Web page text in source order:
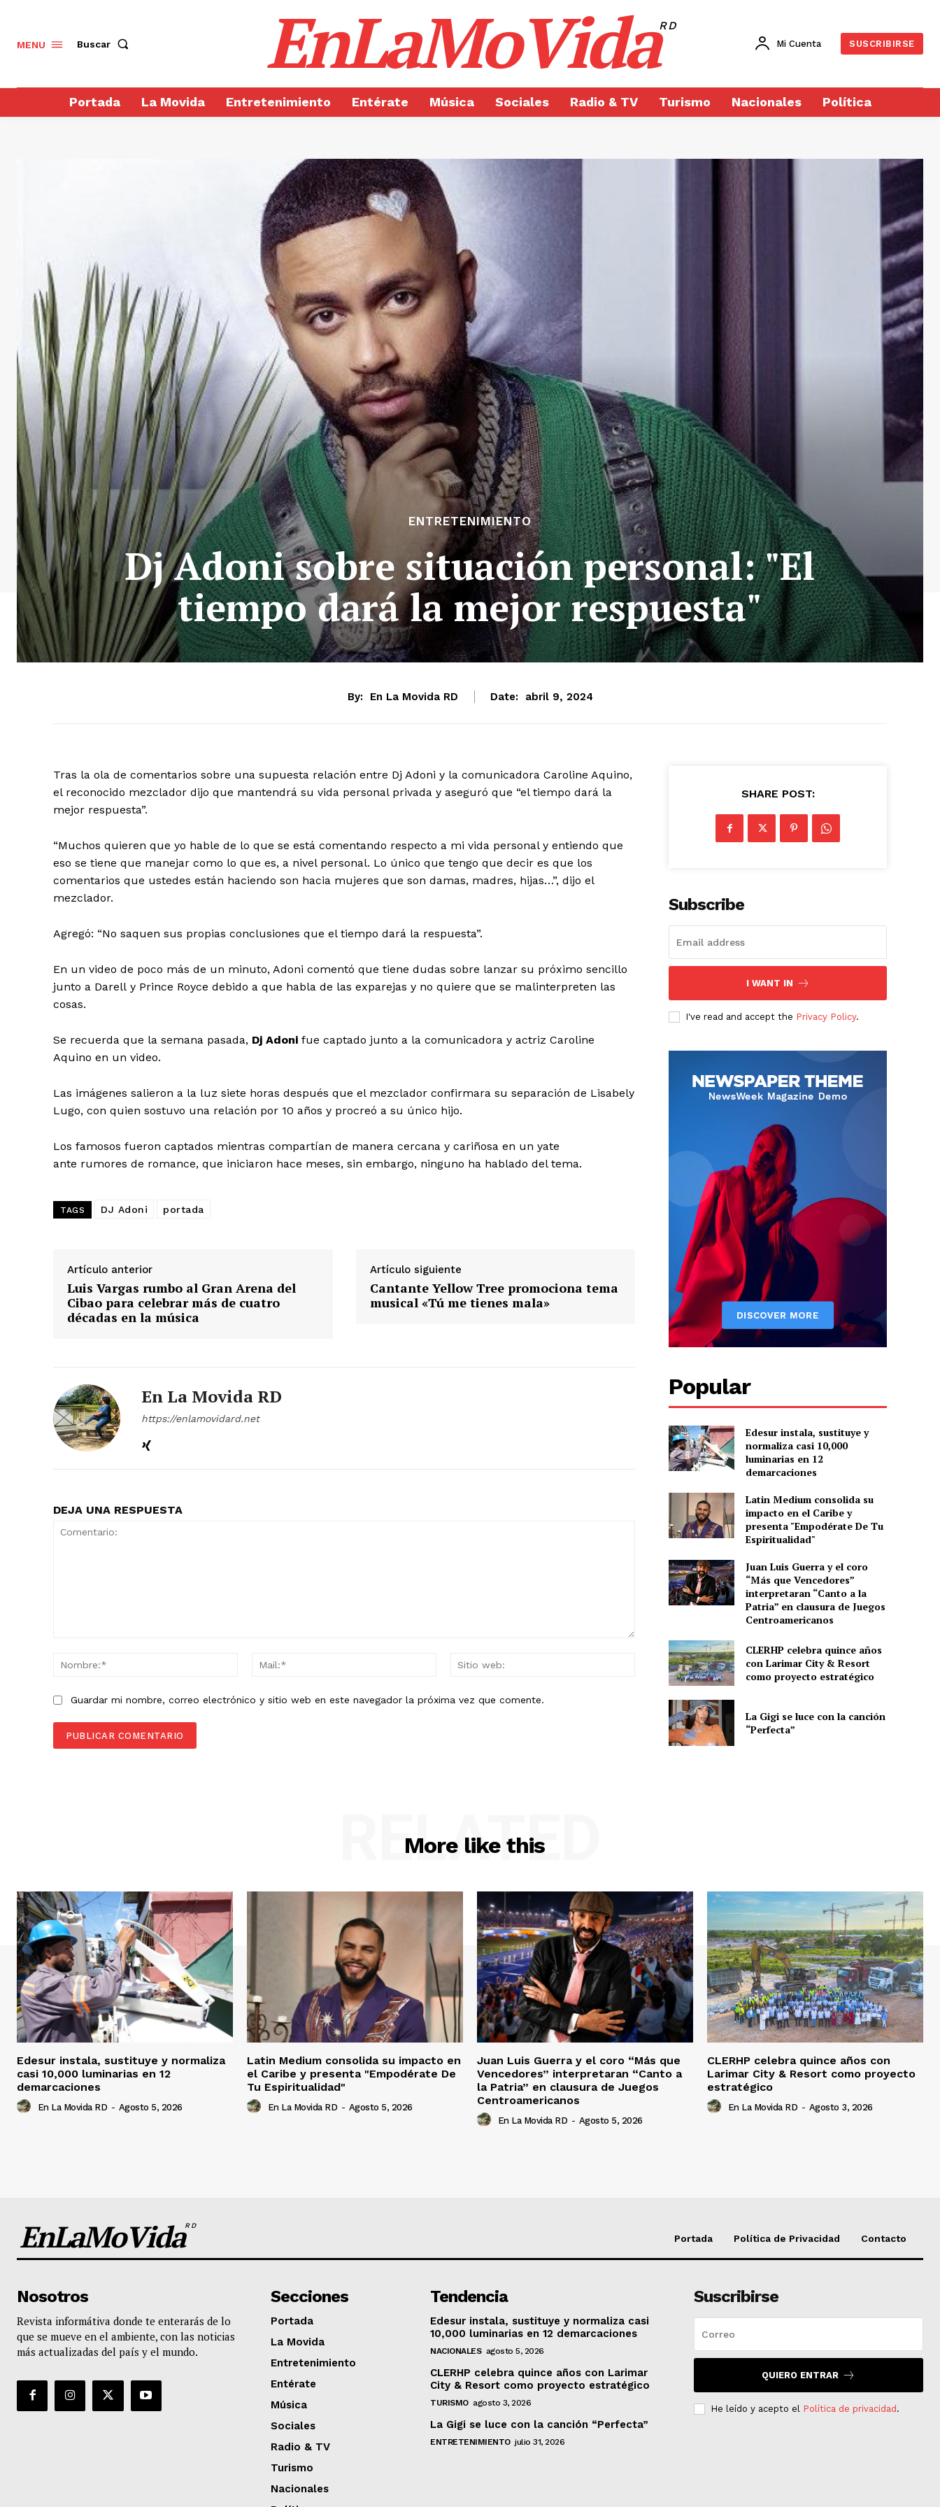
Albert Pujols
MENU Buscar EnLaMoVidaRD
Mi Cuenta SUSCRIBIRSE
Portada La Movida Entretenimiento Entérate Música Sociales Radio & TV Turismo Nacionales Política
ENTRETENIMIENTO
Dj Adoni sobre situación personal: "El
tiempo dará la mejor respuesta"
By: En La Movida RD Date: abril 9, 2024
Tras la ola de comentarios sobre una supuesta relación entre Dj Adoni y la comunicadora Caroline Aquino,
el reconocido mezclador dijo que mantendrá su vida personal privada y aseguró que “el tiempo dará la
mejor respuesta”.
“Muchos quieren que yo hable de lo que se está comentando respecto a mi vida personal y entiendo que
eso se tiene que manejar como lo que es, a nivel personal. Lo único que tengo que decir es que los
comentarios que ustedes están haciendo son hacia mujeres que son damas, madres, hijas…”, dijo el
mezclador.
Agregó: “No saquen sus propias conclusiones que el tiempo dará la respuesta”.
En un video de poco más de un minuto, Adoni comentó que tiene dudas sobre lanzar su próximo sencillo
junto a Darell y Prince Royce debido a que habla de las exparejas y no quiere que se malinterpreten las
cosas.
Se recuerda que la semana pasada, Dj Adoni fue captado junto a la comunicadora y actriz Caroline
Aquino en un video.
Las imágenes salieron a la luz siete horas después que el mezclador confirmara su separación de Lisabely
Lugo, con quien sostuvo una relación por 10 años y procreó a su único hijo.
Los famosos fueron captados mientras compartían de manera cercana y cariñosa en un yate
ante rumores de romance, que iniciaron hace meses, sin embargo, ninguno ha hablado del tema.
TAGS DJ Adoni portada
Artículo anterior
Luis Vargas rumbo al Gran Arena del
Cibao para celebrar más de cuatro
décadas en la música
Artículo siguiente
Cantante Yellow Tree promociona tema
musical «Tú me tienes mala»
En La Movida RD
https://enlamovidard.net
DEJA UNA RESPUESTA
Nombre:*
Mail:*
Guardar mi nombre, correo electrónico y sitio web en este navegador la próxima vez que comente.
SHARE POST:
Subscribe
I WANT IN
I've read and accept the Privacy Policy.
Popular
Edesur instala, sustituye y
normaliza casi 10,000
luminarias en 12
demarcaciones
Latin Medium consolida su
impacto en el Caribe y
presenta "Empodérate De Tu
Espiritualidad"
Juan Luis Guerra y el coro
“Más que Vencedores”
interpretaran “Canto a la
Patria” en clausura de Juegos
Centroamericanos
CLERHP celebra quince años
con Larimar City & Resort
como proyecto estratégico
La Gigi se luce con la canción
“Perfecta”
More like this
RELATED
Edesur instala, sustituye y normaliza
casi 10,000 luminarias en 12
demarcaciones
En La Movida RD - Agosto 5, 2026
Latin Medium consolida su impacto en
el Caribe y presenta "Empodérate De
Tu Espiritualidad"
En La Movida RD - Agosto 5, 2026
Juan Luis Guerra y el coro “Más que
Vencedores” interpretaran “Canto a
la Patria” en clausura de Juegos
Centroamericanos
En La Movida RD - Agosto 5, 2026
CLERHP celebra quince años con
Larimar City & Resort como proyecto
estratégico
En La Movida RD - Agosto 3, 2026
EnLaMoVidaRD
Portada Política de Privacidad Contacto
Nosotros
Revista informátiva donde te enterarás de lo
que se mueve en el ambiente, con las noticias
más actualizadas del país y el mundo.
Secciones
Portada
La Movida
Entretenimiento
Entérate
Música
Sociales
Radio & TV
Turismo
Nacionales
Tendencia
Edesur instala, sustituye y normaliza casi
10,000 luminarias en 12 demarcaciones
NACIONALES agosto 5, 2026
CLERHP celebra quince años con Larimar
City & Resort como proyecto estratégico
TURISMO agosto 3, 2026
La Gigi se luce con la canción “Perfecta”
ENTRETENIMIENTO julio 31, 2026
Suscribirse
QUIERO ENTRAR
He leído y acepto el Política de privacidad .